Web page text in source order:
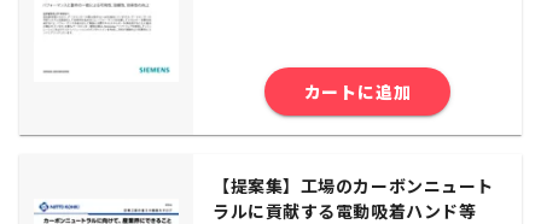
カートに追加
【提案集】工場のカーボンニュート
ラルに貢献する電動吸着ハンド等